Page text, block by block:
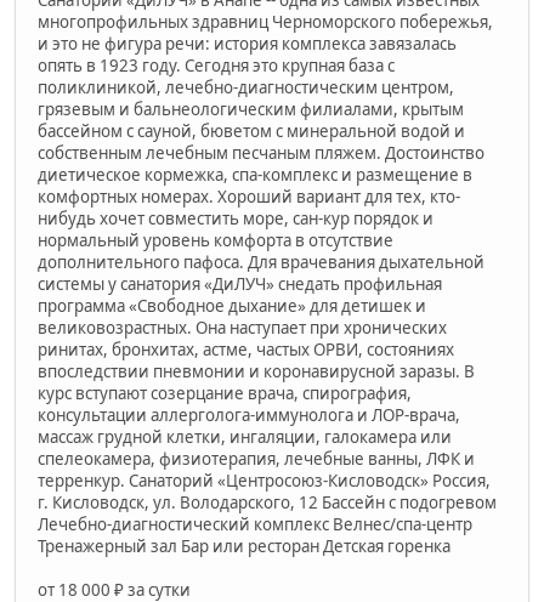
многопрофильных здравниц Черноморского побережья,
и это не фигура речи: история комплекса завязалась
опять в 1923 году. Сегодня это крупная база с
поликлиникой, лечебно-диагностическим центром,
грязевым и бальнеологическим филиалами, крытым
бассейном с сауной, бюветом с минеральной водой и
собственным лечебным песчаным пляжем. Достоинство
диетическое кормежка, спа-комплекс и размещение в
комфортных номерах. Хороший вариант для тех, кто-
нибудь хочет совместить море, сан-кур порядок и
нормальный уровень комфорта в отсутствие
дополнительного пафоса. Для врачевания дыхательной
системы у санатория «ДиЛУЧ» снедать профильная
программа «Свободное дыхание» для детишек и
великовозрастных. Она наступает при хронических
ринитах, бронхитах, астме, частых ОРВИ, состояниях
впоследствии пневмонии и коронавирусной заразы. В
курс вступают созерцание врача, спирография,
консультации аллерголога-иммунолога и ЛОР-врача,
массаж грудной клетки, ингаляции, галокамера или
спелеокамера, физиотерапия, лечебные ванны, ЛФК и
терренкур. Санаторий «Центросоюз-Кисловодск» Россия,
г. Кисловодск, ул. Володарского, 12 Бассейн с подогревом
Лечебно-диагностический комплекс Велнес/спа-центр
Тренажерный зал Бар или ресторан Детская горенка
от 18 000 ₽ за сутки